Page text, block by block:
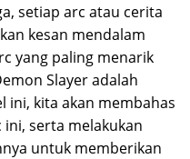
setiap arc atau cerita
kesan mendalam
yang paling menarik
Slayer adalah
ini, kita akan membahas
serta melakukan
untuk memberikan